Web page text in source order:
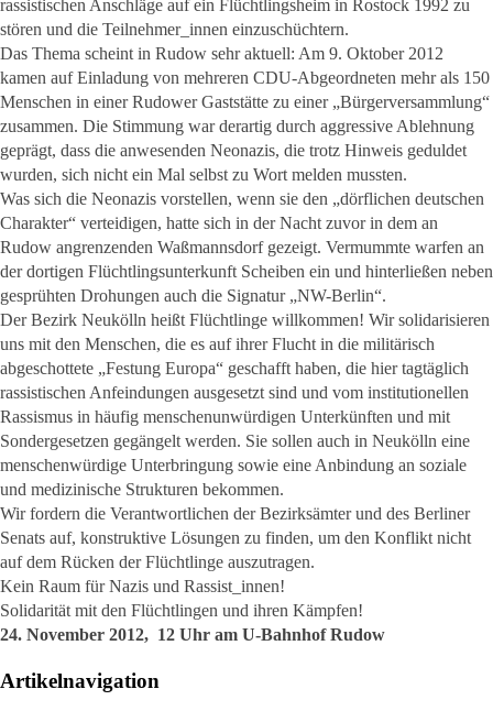
rassistischen Anschläge auf ein Flüchtlingsheim in Rostock 1992 zu
stören und die Teilnehmer_innen einzuschüchtern.
Das Thema scheint in Rudow sehr aktuell: Am 9. Oktober 2012
kamen auf Einladung von mehreren CDU-Abgeordneten mehr als 150
Menschen in einer Rudower Gaststätte zu einer „Bürgerversammlung“
zusammen. Die Stimmung war derartig durch aggressive Ablehnung
geprägt, dass die anwesenden Neonazis, die trotz Hinweis geduldet
wurden, sich nicht ein Mal selbst zu Wort melden mussten.
Was sich die Neonazis vorstellen, wenn sie den „dörflichen deutschen
Charakter“ verteidigen, hatte sich in der Nacht zuvor in dem an
Rudow angrenzenden Waßmannsdorf gezeigt. Vermummte warfen an
der dortigen Flüchtlingsunterkunft Scheiben ein und hinterließen neben
gesprühten Drohungen auch die Signatur „NW-Berlin“.
Der Bezirk Neukölln heißt Flüchtlinge willkommen! Wir solidarisieren
uns mit den Menschen, die es auf ihrer Flucht in die militärisch
abgeschottete „Festung Europa“ geschafft haben, die hier tagtäglich
rassistischen Anfeindungen ausgesetzt sind und vom institutionellen
Rassismus in häufig menschenunwürdigen Unterkünften und mit
Sondergesetzen gegängelt werden. Sie sollen auch in Neukölln eine
menschenwürdige Unterbringung sowie eine Anbindung an soziale
und medizinische Strukturen bekommen.
Wir fordern die Verantwortlichen der Bezirksämter und des Berliner
Senats auf, konstruktive Lösungen zu finden, um den Konflikt nicht
auf dem Rücken der Flüchtlinge auszutragen.
Kein Raum für Nazis und Rassist_innen!
Solidarität mit den Flüchtlingen und ihren Kämpfen!
24. November 2012, 12 Uhr am U-Bahnhof Rudow
Artikelnavigation